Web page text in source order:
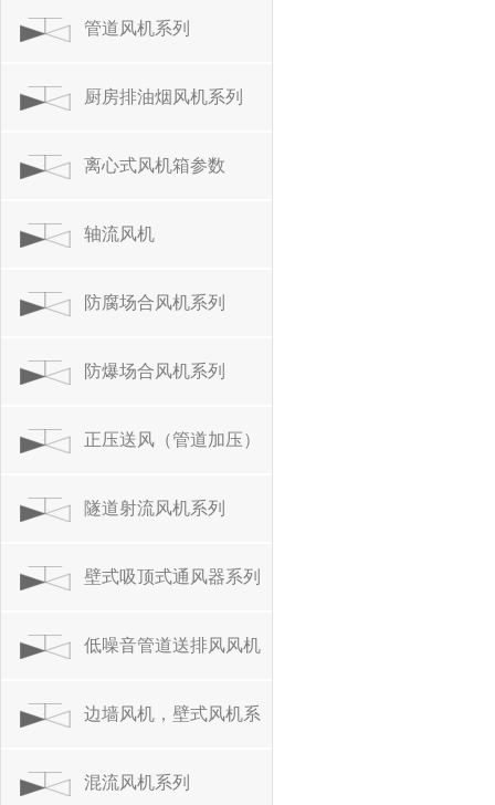
管道风机系列
厨房排油烟风机系列
离心式风机箱参数
轴流风机
防腐场合风机系列
防爆场合风机系列
正压送风（管道加压）
风机系列
隧道射流风机系列
壁式吸顶式通风器系列
低噪音管道送排风风机
系列
边墙风机，壁式风机系
列
混流风机系列